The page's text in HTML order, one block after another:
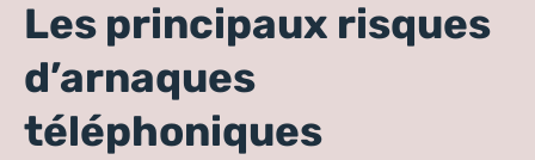
Les principaux risques
d’arnaques
téléphoniques